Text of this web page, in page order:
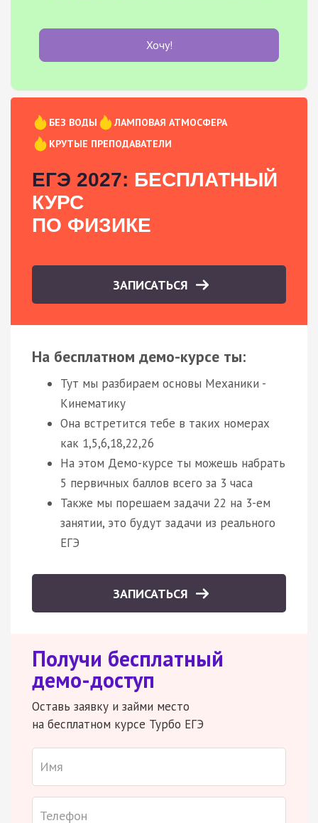
Хочу!
БЕЗ ВОДЫ
ЛАМПОВАЯ АТМОСФЕРА
КРУТЫЕ ПРЕПОДАВАТЕЛИ
ЕГЭ 2027: БЕСПЛАТНЫЙ
КУРС
ПО ФИЗИКЕ
ЗАПИСАТЬСЯ
На бесплатном демо-курсе ты:
Тут мы разбираем основы Механики -
Кинематику
Она встретится тебе в таких номерах
как 1,5,6,18,22,26
На этом Демо-курсе ты можешь набрать
5 первичных баллов всего за 3 часа
Также мы порешаем задачи 22 на 3-ем
занятии, это будут задачи из реального
ЕГЭ
ЗАПИСАТЬСЯ
Получи бесплатный
демо-доступ
Оставь заявку и займи место
на бесплатном курсе Турбо ЕГЭ